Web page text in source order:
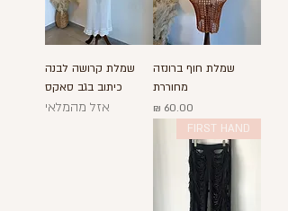
שמלת חוף ברונזה
מחוררת
מחיר
שמלת קרושה לבנה
כיתוב בגב סאקס
אזל מהמלאי
FIRST HAND